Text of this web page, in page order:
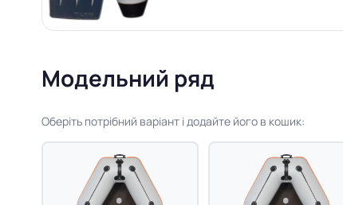
Модельний ряд
Оберіть потрібний варіант і додайте його в кошик: